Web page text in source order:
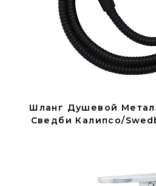
Шланг Душевой
Сведби Калипсо/